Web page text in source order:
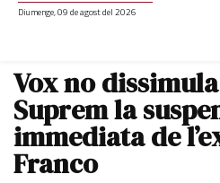
Diumenge, 09 de agost del 2026
Vox no
Suprem la
immediata de
Franco